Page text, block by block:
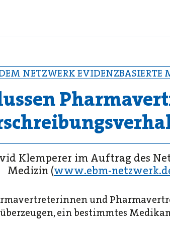
NETZWERK EVIDENZBASIERTE
Klemperer im Auftrag des
Medizin (www.ebm-
und
ein bestimmtes